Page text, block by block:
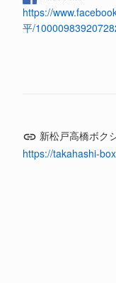
https://
平/
新松戸高橋ボク
https://takahashi-